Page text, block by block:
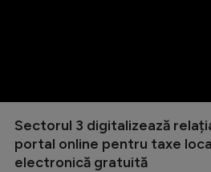
Sectorul 3 digitalizează
portal online pentru taxe
electronică gratuită